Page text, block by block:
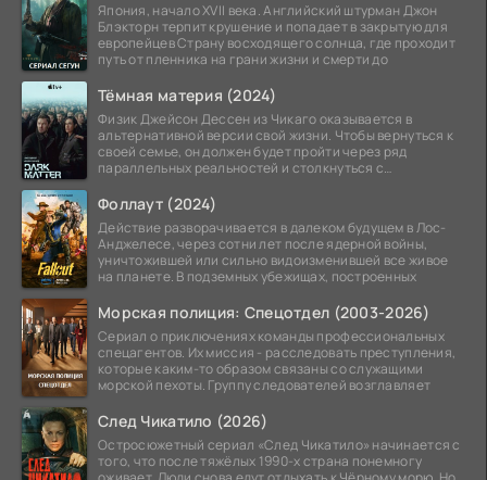
Япония, начало XVII века. Английский штурман Джон
Блэкторн терпит крушение и попадает в закрытую для
европейцев Страну восходящего солнца, где проходит
путь от пленника на грани жизни и смерти до
Тёмная материя (2024)
Физик Джейсон Дессен из Чикаго оказывается в
альтернативной версии свой жизни. Чтобы вернуться к
своей семье, он должен будет пройти через ряд
параллельных реальностей и столкнуться с
Фоллаут (2024)
Действие разворачивается в далеком будущем в Лос-
Анджелесе, через сотни лет после ядерной войны,
уничтожившей или сильно видоизменившей все живое
на планете. В подземных убежищах, построенных
Морская полиция: Спецотдел (2003-2026)
Сериал о приключениях команды профессиональных
спецагентов. Их миссия - расследовать преступления,
которые каким-то образом связаны со служащими
морской пехоты. Группу следователей возглавляет
След Чикатило (2026)
Остросюжетный сериал «След Чикатило» начинается с
того, что после тяжёлых 1990-х страна понемногу